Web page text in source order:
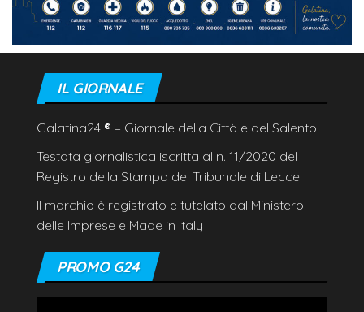
IL GIORNALE
Galatina24 ® – Giornale della Città e del Salento
Testata giornalistica iscritta al n. 11/2020 del
Registro della Stampa del Tribunale di Lecce
Il marchio è registrato e tutelato dal Ministero
delle Imprese e Made in Italy
PROMO G24